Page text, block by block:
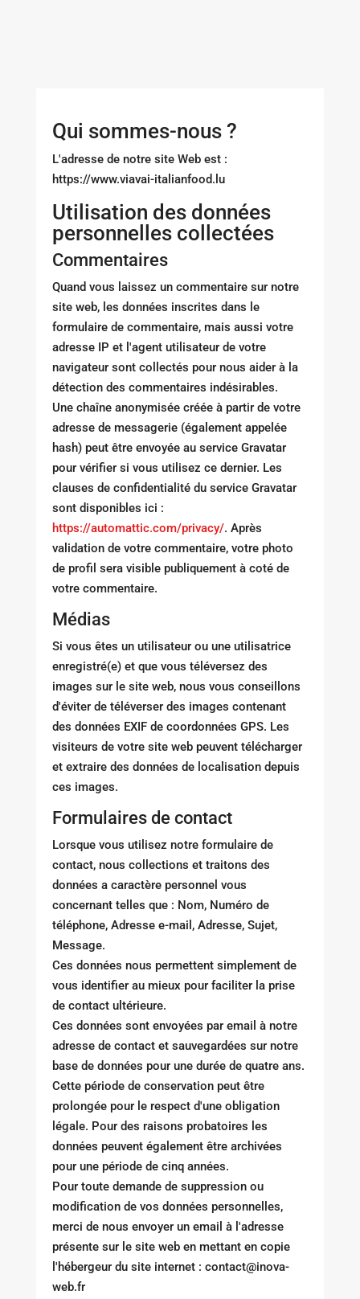
Qui sommes-nous ?
L'adresse de notre site Web est :
https://www.viavai-italianfood.lu
Utilisation des données
personnelles collectées
Commentaires
Quand vous laissez un commentaire sur notre
site web, les données inscrites dans le
formulaire de commentaire, mais aussi votre
adresse IP et l'agent utilisateur de votre
navigateur sont collectés pour nous aider à la
détection des commentaires indésirables.
Une chaîne anonymisée créée à partir de votre
adresse de messagerie (également appelée
hash) peut être envoyée au service Gravatar
pour vérifier si vous utilisez ce dernier. Les
clauses de confidentialité du service Gravatar
sont disponibles ici :
https://automattic.com/privacy/. Après
validation de votre commentaire, votre photo
de profil sera visible publiquement à coté de
votre commentaire.
Médias
Si vous êtes un utilisateur ou une utilisatrice
enregistré(e) et que vous téléversez des
images sur le site web, nous vous conseillons
d'éviter de téléverser des images contenant
des données EXIF de coordonnées GPS. Les
visiteurs de votre site web peuvent télécharger
et extraire des données de localisation depuis
ces images.
Formulaires de contact
Lorsque vous utilisez notre formulaire de
contact, nous collections et traitons des
données a caractère personnel vous
concernant telles que : Nom, Numéro de
téléphone, Adresse e-mail, Adresse, Sujet,
Message.
Ces données nous permettent simplement de
vous identifier au mieux pour faciliter la prise
de contact ultérieure.
Ces données sont envoyées par email à notre
adresse de contact et sauvegardées sur notre
base de données pour une durée de quatre ans.
Cette période de conservation peut être
prolongée pour le respect d'une obligation
légale. Pour des raisons probatoires les
données peuvent également être archivées
pour une période de cinq années.
Pour toute demande de suppression ou
modification de vos données personnelles,
merci de nous envoyer un email à l'adresse
présente sur le site web en mettant en copie
l'hébergeur du site internet : contact@inova-
web.fr